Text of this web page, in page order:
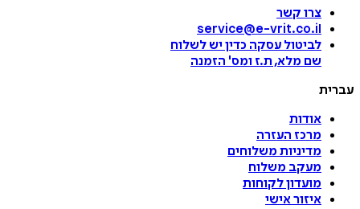
צרו קשר
service@e-vrit.co.il
לביטול עסקה כדין יש לשלוח
שם מלא, ת.ז ומס' הזמנה
עברית
אודות
מרכז העזרה
מדיניות משלוחים
מעקב משלוח
מועדון לקוחות
איזור אישי